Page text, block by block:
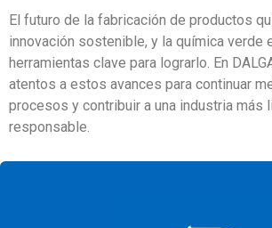
El futuro de la fabricación de productos
innovación sostenible, y la química verde
herramientas clave para lograrlo. En
atentos a estos avances para continuar
procesos y contribuir a una industria más
responsable.